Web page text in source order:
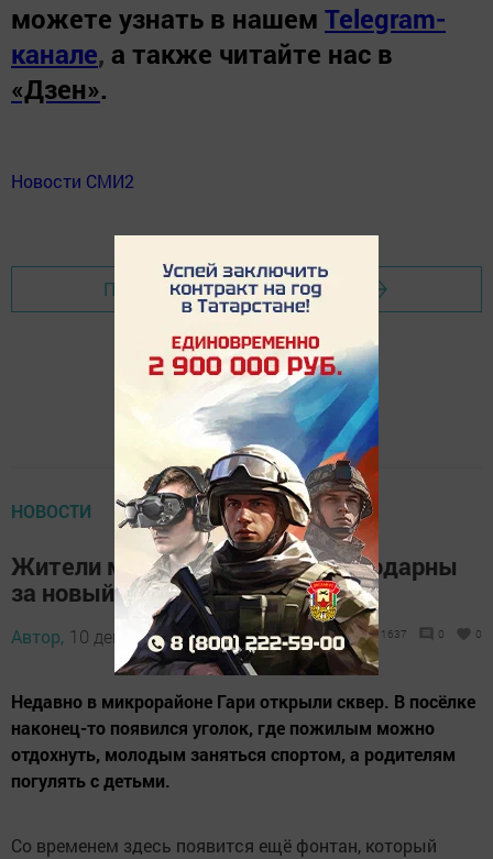
можете узнать в нашем Telegram-
канале, а также читайте нас в
«Дзен».
Новости СМИ2
Перейти на страницу новости
НОВОСТИ
Жители микрорайона Гари благодарны
за новый сквер
Автор, 10 декабря 2015 - 15:03 1637 0 0
Недавно в микрорайоне Гари открыли сквер. В посёлке
наконец-то появился уголок, где пожилым можно
отдохнуть, молодым заняться спортом, а родителям
погулять с детьми.
Со временем здесь появится ещё фонтан, который